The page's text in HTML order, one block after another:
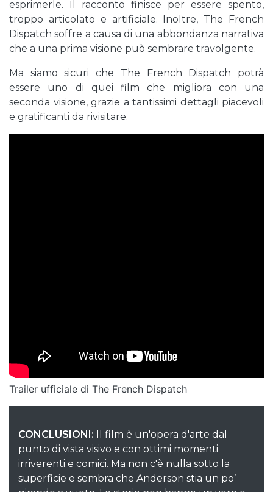
esprimerle. Il racconto finisce per essere spento,
troppo articolato e artificiale. Inoltre, The French
Dispatch soffre a causa di una abbondanza narrativa
che a una prima visione può sembrare travolgente.
Ma siamo sicuri che The French Dispatch potrà
essere uno di quei film che migliora con una
seconda visione, grazie a tantissimi dettagli piacevoli
e gratificanti da rivisitare.
Trailer ufficiale di The French Dispatch
CONCLUSIONI: Il film è un'opera d'arte dal
punto di vista visivo e con ottimi momenti
irriverenti e comici. Ma non c'è nulla sotto la
superficie e sembra che Anderson stia un po’